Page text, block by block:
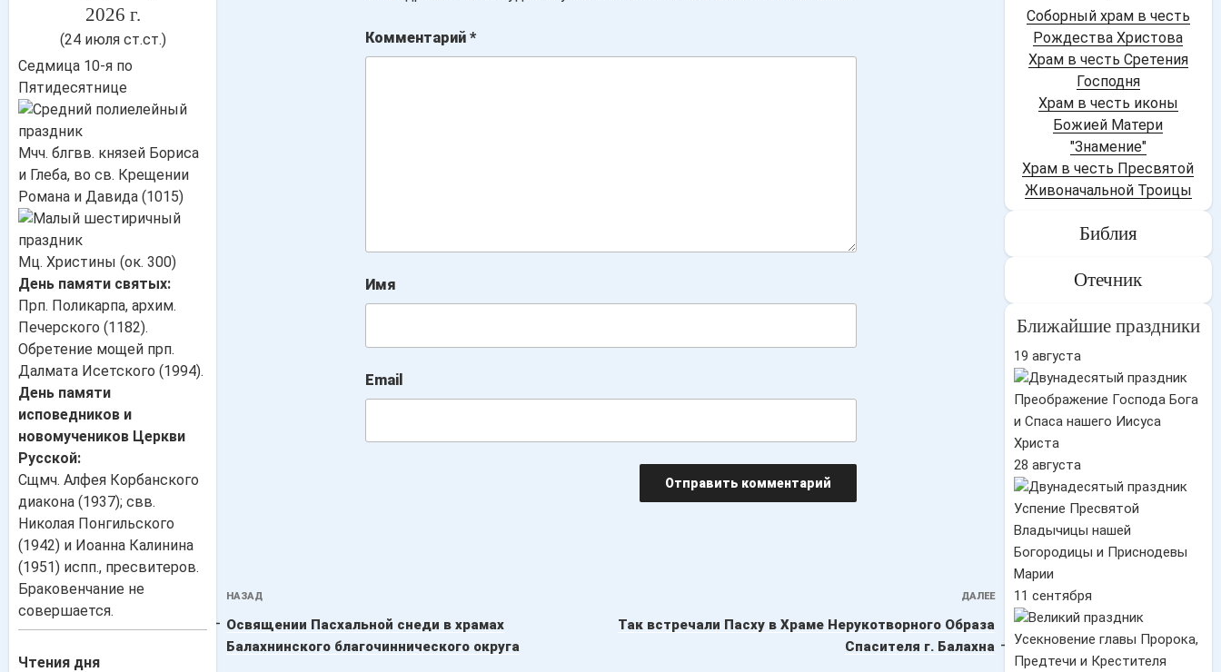
Комментарий *
Имя
Email
Навигация
по
записям
Предыдущая
запись:
НАЗАД
Освящении Пасхальной снеди в храмах
Балахнинского благочиннического округа
Следующая
запись
ДАЛЕЕ
Так встречали Пасху в Храме Нерукотворного Образа
Спасителя г. Балахна
Соборный храм в честь
Рождества Христова
Храм в честь Сретения
Господня
Храм в честь иконы
Божией Матери
"Знамение"
Храм в честь Пресвятой
Живоначальной Троицы
Библия
Отечник
Ближайшие праздники
19 августа
Преображение Господа Бога
и Спаса нашего Иисуса
Христа
28 августа
Успение Пресвятой
Владычицы нашей
Богородицы и Приснодевы
Марии
11 сентября
Усекновение главы Пророка,
Предтечи и Крестителя
2026 г.
(24 июля ст.ст.)
Седмица 10-я по
Пятидесятнице
Мчч. блгвв. князей Бориса
и Глеба, во св. Крещении
Романа и Давида (1015)
Мц. Христины (ок. 300)
День памяти святых:
Прп. Поликарпа, архим.
Печерского (1182).
Обретение мощей прп.
Далмата Исетского (1994).
День памяти
исповедников и
новомучеников Церкви
Русской:
Сщмч. Алфея Корбанского
диакона (1937); свв.
Николая Понгильского
(1942) и Иоанна Калинина
(1951) испп., пресвитеров.
Браковенчание не
совершается.
Чтения дня